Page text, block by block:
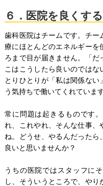
６．医院を良くする
歯科医院はチームです。チ
療にほとんどのエネルギーを
ろまで目が届きません。「だ
こはこうしたら良いのでは
とりひとりが「私は関係な
う気持ちで働いてくれています
常に問題は起きるものです
れ、これやれ、そんな仕事、
ね。どうせ、やるんだった
良いと思いませんか？
うちの医院ではスタッフに
し、そういうところで、や